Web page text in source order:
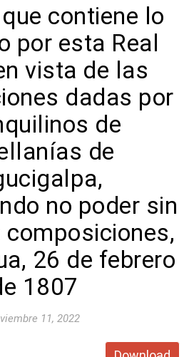
contiene lo
por esta Real
vista de las
dadas por
de
de
no poder sin
composiciones,
26 de febrero
1807
11, 2022